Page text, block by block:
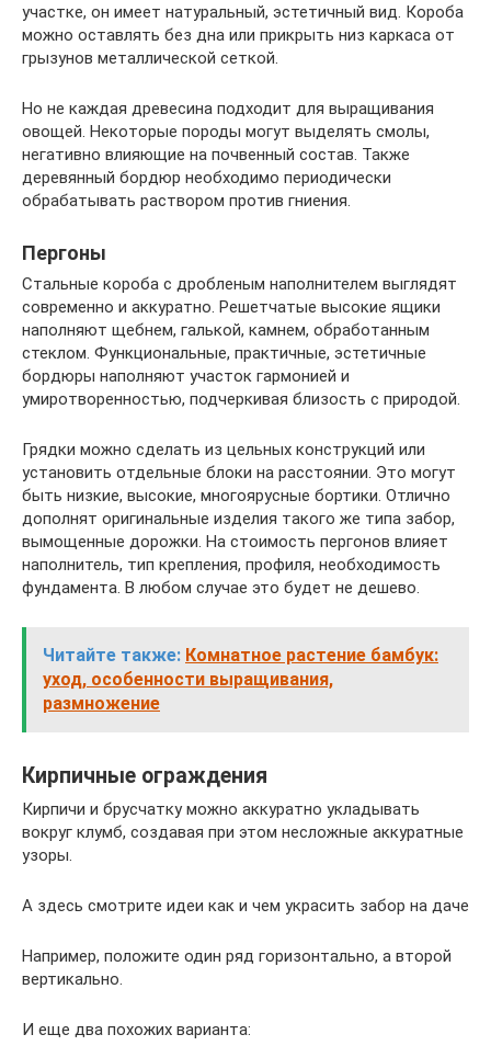
участке, он имеет натуральный, эстетичный вид. Короба
можно оставлять без дна или прикрыть низ каркаса от
грызунов металлической сеткой.
Но не каждая древесина подходит для выращивания
овощей. Некоторые породы могут выделять смолы,
негативно влияющие на почвенный состав. Также
деревянный бордюр необходимо периодически
обрабатывать раствором против гниения.
Пергоны
Стальные короба с дробленым наполнителем выглядят
современно и аккуратно. Решетчатые высокие ящики
наполняют щебнем, галькой, камнем, обработанным
стеклом. Функциональные, практичные, эстетичные
бордюры наполняют участок гармонией и
умиротворенностью, подчеркивая близость с природой.
Грядки можно сделать из цельных конструкций или
установить отдельные блоки на расстоянии. Это могут
быть низкие, высокие, многоярусные бортики. Отлично
дополнят оригинальные изделия такого же типа забор,
вымощенные дорожки. На стоимость пергонов влияет
наполнитель, тип крепления, профиля, необходимость
фундамента. В любом случае это будет не дешево.
Читайте также: Комнатное растение бамбук:
уход, особенности выращивания,
размножение
Кирпичные ограждения
Кирпичи и брусчатку можно аккуратно укладывать
вокруг клумб, создавая при этом несложные аккуратные
узоры.
А здесь смотрите идеи как и чем украсить забор на даче
Например, положите один ряд горизонтально, а второй
вертикально.
И еще два похожих варианта: